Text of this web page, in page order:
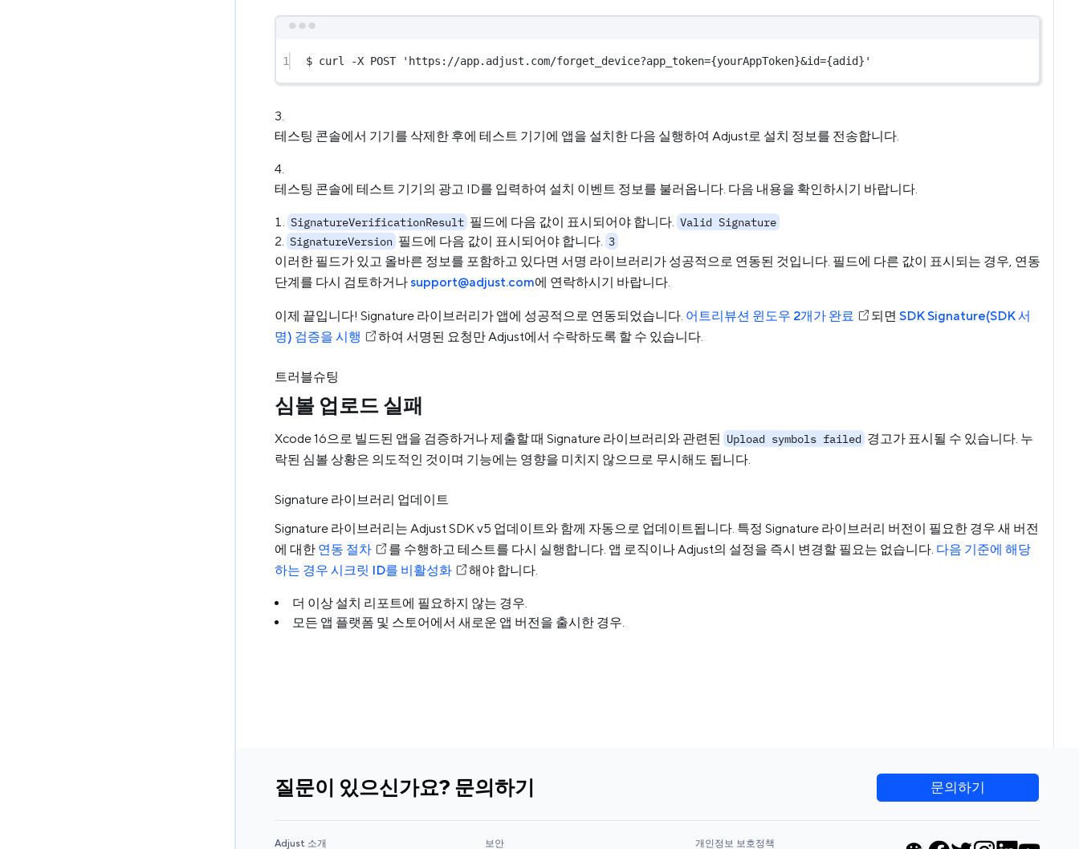
1 $ curl -X POST 'https://app.adjust.com/forget_device?app_token={yourAppToken}&id={adid}'
테스팅 콘솔에서 기기를 삭제한 후에 테스트 기기에 앱을 설치한 다음 실행하여 Adjust로 설치 정보를 전송합니다.
테스팅 콘솔에 테스트 기기의 광고 ID를 입력하여 설치 이벤트 정보를 불러옵니다. 다음 내용을 확인하시기 바랍니다.
SignatureVerificationResult 필드에 다음 값이 표시되어야 합니다. Valid Signature
SignatureVersion 필드에 다음 값이 표시되어야 합니다. 3
이러한 필드가 있고 올바른 정보를 포함하고 있다면 서명 라이브러리가 성공적으로 연동된 것입니다. 필드에 다른 값이 표시되는 경우, 연동
단계를 다시 검토하거나 support@adjust.com에 연락하시기 바랍니다.
이제 끝입니다! Signature 라이브러리가 앱에 성공적으로 연동되었습니다. 어트리뷰션 윈도우 2개가 완료 되면 SDK Signature(SDK 서
명) 검증을 시행
하여 서명된 요청만 Adjust에서 수락하도록 할 수 있습니다.
트러블슈팅
심볼 업로드 실패
Xcode 16으로 빌드된 앱을 검증하거나 제출할 때 Signature 라이브러리와 관련된 Upload symbols failed 경고가 표시될 수 있습니다. 누
락된 심볼 상황은 의도적인 것이며 기능에는 영향을 미치지 않으므로 무시해도 됩니다.
Signature 라이브러리 업데이트
Signature 라이브러리는 Adjust SDK v5 업데이트와 함께 자동으로 업데이트됩니다. 특정 Signature 라이브러리 버전이 필요한 경우 새 버전
에 대한 연동 절차 를 수행하고 테스트를 다시 실행합니다. 앱 로직이나 Adjust의 설정을 즉시 변경할 필요는 없습니다. 다음 기준에 해당
하는 경우 시크릿 ID를 비활성화
해야 합니다.
더 이상 설치 리포트에 필요하지 않는 경우.
모든 앱 플랫폼 및 스토어에서 새로운 앱 버전을 출시한 경우.
질문이 있으신가요? 문의하기 문의하기
Adjust 소개 보안 개인정보 보호정책